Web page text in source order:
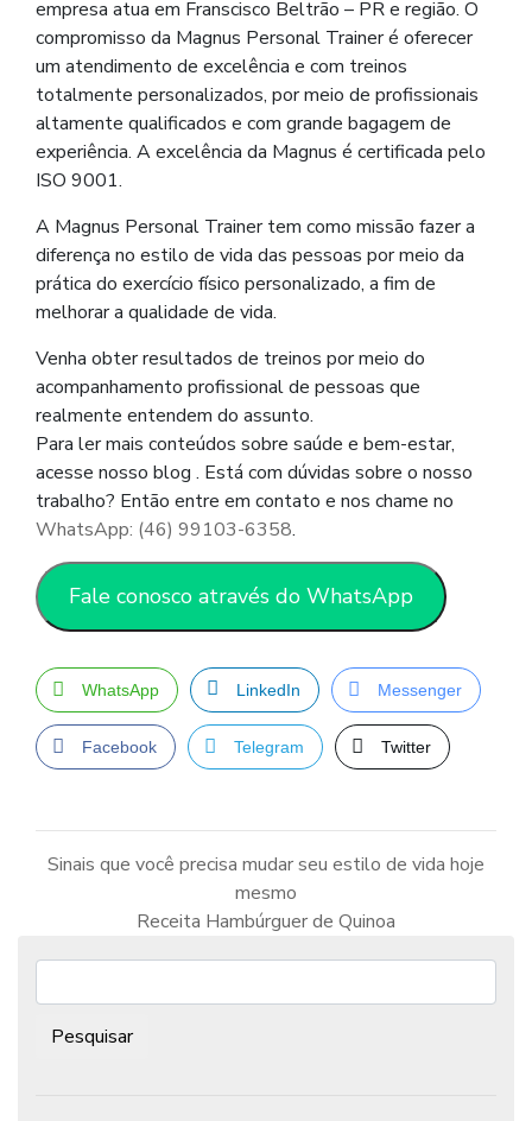
empresa atua em Franscisco Beltrão – PR e região. O
compromisso da Magnus Personal Trainer é oferecer
um atendimento de excelência e com treinos
totalmente personalizados, por meio de profissionais
altamente qualificados e com grande bagagem de
experiência. A excelência da Magnus é certificada pelo
ISO 9001.
A Magnus Personal Trainer tem como missão fazer a
diferença no estilo de vida das pessoas por meio da
prática do exercício físico personalizado, a fim de
melhorar a qualidade de vida.
Venha obter resultados de treinos por meio do
acompanhamento profissional de pessoas que
realmente entendem do assunto.
Para ler mais conteúdos sobre saúde e bem-estar,
acesse nosso blog . Está com dúvidas sobre o nosso
trabalho? Então entre em contato e nos chame no
WhatsApp: (46) 99103-6358.
Fale conosco através do WhatsApp
WhatsApp LinkedIn Messenger
Facebook Telegram Twitter
Sinais que você precisa mudar seu estilo de vida hoje
mesmo
Receita Hambúrguer de Quinoa